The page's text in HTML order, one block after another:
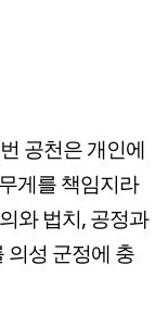
공천은 개인에
게를 책임지라
와 법치, 공정과
의성 군정에 충